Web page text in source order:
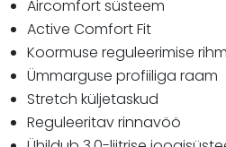
Aircomfort süsteem
Active Comfort Fit
Koormuse reguleerimise
Ümmarguse profiiliga raam
Stretch küljetaskud
Reguleeritav rinnavöö